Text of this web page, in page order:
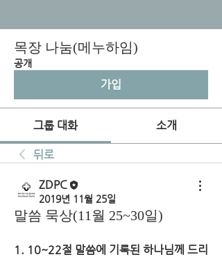
목장 나눔(메누하임)
공개
가입
그룹 대화 소개
뒤로
ZDPC
2019년 11월 25일
말씀 묵상(11월 25~30일)
1. 10~22절 말씀에 기록된 하나님께 드리